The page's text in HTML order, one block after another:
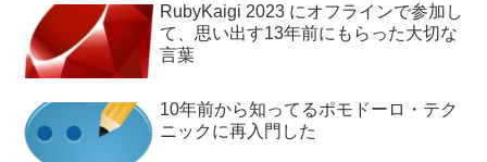
RubyKaigi 2023 にオフラインで参加し
て、思い出す13年前にもらった大切な
言葉
10年前から知ってるポモドーロ・テク
ニックに再入門した